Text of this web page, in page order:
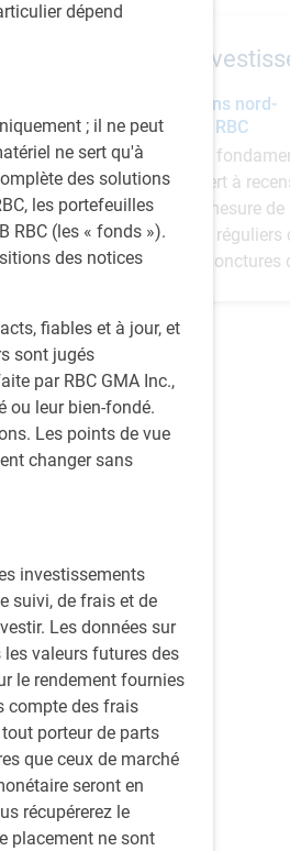
dépend
; il ne peut
ne sert qu'à
des solutions
les portefeuilles
RBC (les « fonds »).
des notices
fiables et à jour, et
sont jugés
par RBC GMA Inc.,
ou leur bien-fondé.
Les points de vue
changer sans
investissements
suivi, de frais et de
Les données sur
valeurs futures des
le rendement fournies
compte des frais
porteur de parts
que ceux de marché
seront en
récupérerez le
placement ne sont
Équipe
Équipe Actions nord-
américaines RBC
La recherche
rigoureuse sert à
sociétés en mesure
des résultats réguliers
diverses conjonctures